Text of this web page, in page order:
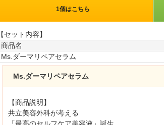
1個はこちら
【セット内容】
商品名
Ms.ダーマリペアセラム
Ms.ダーマリペアセラム
【商品説明】
共立美容外科が考える